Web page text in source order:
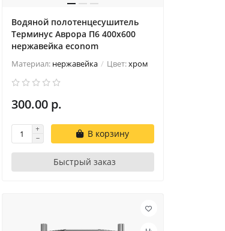
Водяной полотенцесушитель
Терминус Аврора П6 400х600
нержавейка econom
Материал: нержавейка Цвет:хром
300.00 р.
В корзину
Быстрый заказ